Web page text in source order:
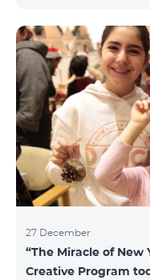
местных звонков в
Интернета – 22
40 драм/SMS.
тарифов в Арцахе
характер тарифов
Меморандому,
Государственной
общественны
27 December
“The Miracle of New
Creative Program